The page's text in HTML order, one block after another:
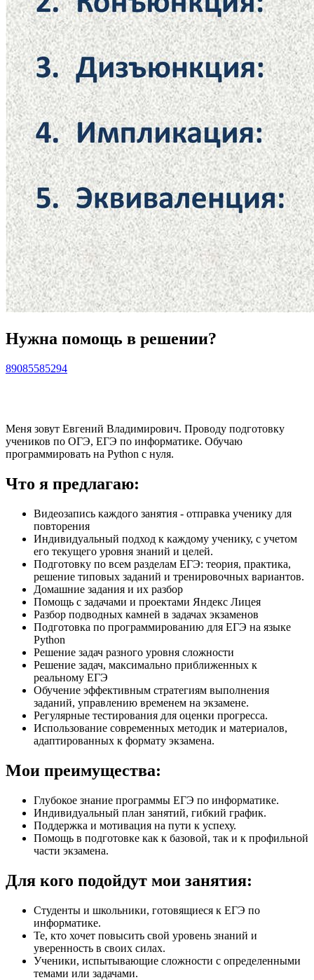
Нужна помощь в решении?
89085585294
Меня зовут Евгений Владимирович. Проводу подготовку
учеников по ОГЭ, ЕГЭ по информатике. Обучаю
программировать на Python с нуля.
Что я предлагаю:
Видеозапись каждого занятия - отправка ученику для
повторения
Индивидуальный подход к каждому ученику, с учетом
его текущего уровня знаний и целей.
Подготовку по всем разделам ЕГЭ: теория, практика,
решение типовых заданий и тренировочных вариантов.
Домашние задания и их разбор
Помощь с задачами и проектами Яндекс Лицея
Разбор подводных камней в задачах экзаменов
Подготовка по программированию для ЕГЭ на языке
Python
Решение задач разного уровня сложности
Решение задач, максимально приближенных к
реальному ЕГЭ
Обучение эффективным стратегиям выполнения
заданий, управлению временем на экзамене.
Регулярные тестирования для оценки прогресса.
Использование современных методик и материалов,
адаптированных к формату экзамена.
Мои преимущества:
Глубокое знание программы ЕГЭ по информатике.
Индивидуальный план занятий, гибкий график.
Поддержка и мотивация на пути к успеху.
Помощь в подготовке как к базовой, так и к профильной
части экзамена.
Для кого подойдут мои занятия:
Студенты и школьники, готовящиеся к ЕГЭ по
информатике.
Те, кто хочет повысить свой уровень знаний и
уверенность в своих силах.
Ученики, испытывающие сложности с определенными
темами или задачами.